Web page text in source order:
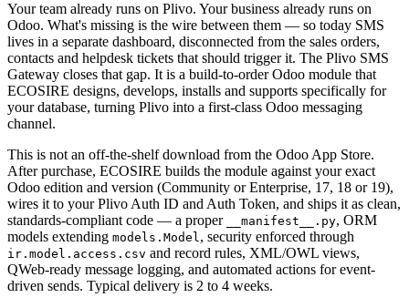
Your team already runs on Plivo. Your business already runs on
Odoo. What's missing is the wire between them — so today SMS
lives in a separate dashboard, disconnected from the sales orders,
contacts and helpdesk tickets that should trigger it. The Plivo SMS
Gateway closes that gap. It is a build-to-order Odoo module that
ECOSIRE designs, develops, installs and supports specifically for
your database, turning Plivo into a first-class Odoo messaging
channel.
This is not an off-the-shelf download from the Odoo App Store.
After purchase, ECOSIRE builds the module against your exact
Odoo edition and version (Community or Enterprise, 17, 18 or 19),
wires it to your Plivo Auth ID and Auth Token, and ships it as clean,
standards-compliant code — a proper
__manifest__.py, ORM
models extending models.Model, security enforced through
ir.model.access.csv and record rules, XML/OWL views,
QWeb-ready message logging, and automated actions for event-
driven sends. Typical delivery is 2 to 4 weeks.